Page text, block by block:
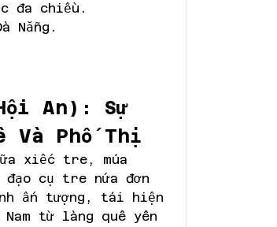
đa chiều.
Nẵng.
An): Sự
Và Phố Thị
xiếc tre, múa
đạo cụ tre nứa đơn
ấn tượng, tái hiện
từ làng quê yên